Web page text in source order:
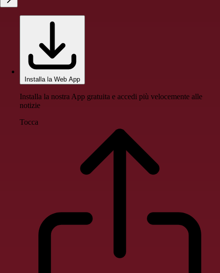
Installa la Web App
Installa la nostra App gratuita e accedi più velocemente alle
notizie
Tocca